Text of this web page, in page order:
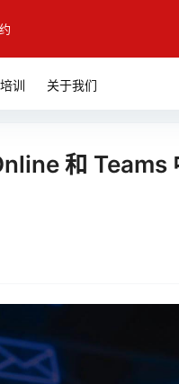
训 关于我们
和 Teams